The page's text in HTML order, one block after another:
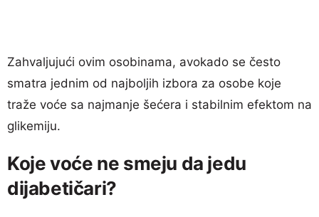
Zahvaljujući ovim osobinama, avokado se često
smatra jednim od najboljih izbora za osobe koje
traže voće sa najmanje šećera i stabilnim efektom na
glikemiju.
Koje voće ne smeju da jedu
dijabetičari?